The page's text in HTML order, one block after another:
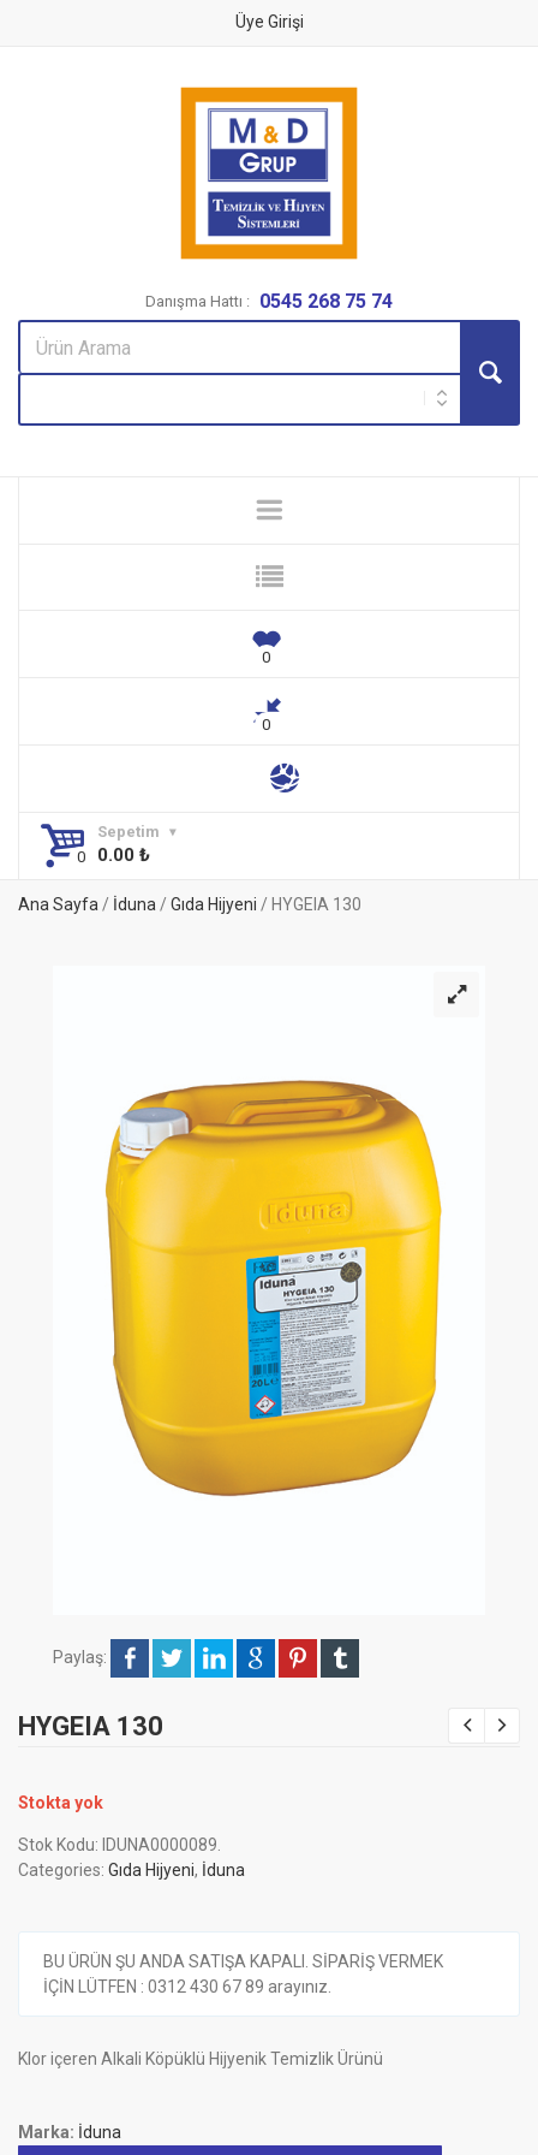
Üye Girişi
Danışma Hattı : 0545 268 75 74
Sepetim
0.00 ₺
Ana Sayfa/ İduna/ Gıda Hijyeni / HYGEIA 130
Paylaş:
HYGEIA 130
Stokta yok
Stok Kodu: IDUNA0000089
Categories: Gıda Hijyeni, İduna
BU ÜRÜN ŞU ANDA SATIŞA KAPALI. SİPARİŞ VERMEK
İÇİN LÜTFEN : 0312 430 67 89 arayınız.
Klor içeren Alkali Köpüklü Hijyenik Temizlik Ürünü
Marka: İduna